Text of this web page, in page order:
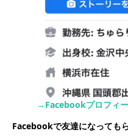
→Facebookプロフィ
Facebookで友達になっても